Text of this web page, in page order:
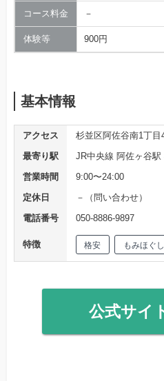
コース料金 －
体験等 900円
基本情報
アクセス
杉並区阿佐谷南1丁
最寄り駅
JR中央線 阿佐ヶ谷駅
営業時間
9:00〜24:00
定休日
－（問い合わせ）
電話番号
050-8886-9897
特徴 格安 もみほぐし
公式サイ